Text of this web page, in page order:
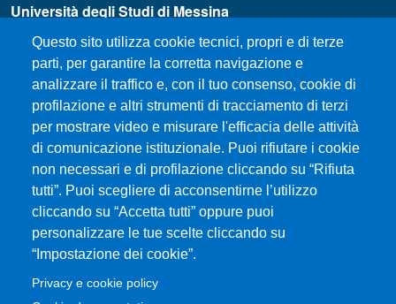
Questo sito utilizza cookie tecnici, propri e di terze
parti, per garantire la corretta navigazione e
analizzare il traffico e, con il tuo consenso, cookie di
profilazione e altri strumenti di tracciamento di terzi
per mostrare video e misurare l'efficacia delle attività
di comunicazione istituzionale. Puoi rifiutare i cookie
non necessari e di profilazione cliccando su “Rifiuta
tutti”. Puoi scegliere di acconsentirne l’utilizzo
cliccando su “Accetta tutti” oppure puoi
personalizzare le tue scelte cliccando su
“Impostazione dei cookie”.
Privacy e cookie policy
Università degli Studi di Messina
Piazza Pugliatti, 1 - 98122 Messina
Cod. Fiscale 80004070837
P.IVA 00724160833
Centralino: 090 676 1
MENÙ SOCIAL
MENÙ FOOTER 1
Come raggiungere il Dipartimento
Dove siamo
Mappa del sito
Accessibilità
Privacy e cookie policy